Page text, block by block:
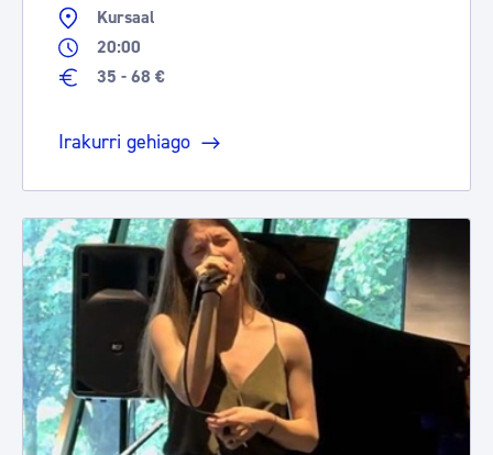
Kursaal
20:00
35 - 68 €
Irakurri gehiago